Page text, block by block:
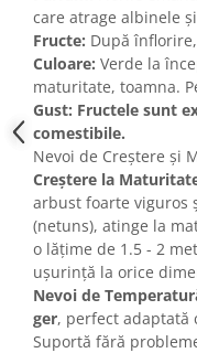
care atrage albinele
Fructe: După
Culoare: Verde la
maturitate, toamna.
Gust: Fructele sunt
comestibile.
Nevoi de Creștere și
Creștere la
arbust foarte viguros
(netuns), atinge la
o lățime de 1.5 - 2
ușurință la orice
Nevoi de
ger, perfect adaptată
Suportă fără